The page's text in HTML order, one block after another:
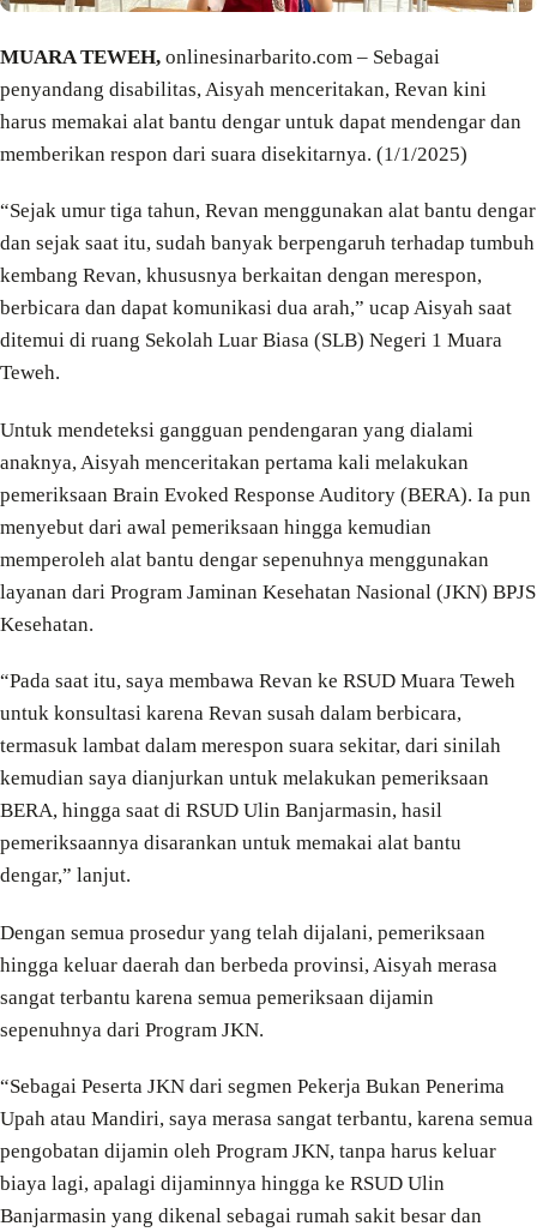
MUARA TEWEH, onlinesinarbarito.com – Sebagai
penyandang disabilitas, Aisyah menceritakan, Revan kini
harus memakai alat bantu dengar untuk dapat mendengar dan
memberikan respon dari suara disekitarnya. (1/1/2025)
“Sejak umur tiga tahun, Revan menggunakan alat bantu dengar
dan sejak saat itu, sudah banyak berpengaruh terhadap tumbuh
kembang Revan, khususnya berkaitan dengan merespon,
berbicara dan dapat komunikasi dua arah,” ucap Aisyah saat
ditemui di ruang Sekolah Luar Biasa (SLB) Negeri 1 Muara
Teweh.
Untuk mendeteksi gangguan pendengaran yang dialami
anaknya, Aisyah menceritakan pertama kali melakukan
pemeriksaan Brain Evoked Response Auditory (BERA). Ia pun
menyebut dari awal pemeriksaan hingga kemudian
memperoleh alat bantu dengar sepenuhnya menggunakan
layanan dari Program Jaminan Kesehatan Nasional (JKN) BPJS
Kesehatan.
“Pada saat itu, saya membawa Revan ke RSUD Muara Teweh
untuk konsultasi karena Revan susah dalam berbicara,
termasuk lambat dalam merespon suara sekitar, dari sinilah
kemudian saya dianjurkan untuk melakukan pemeriksaan
BERA, hingga saat di RSUD Ulin Banjarmasin, hasil
pemeriksaannya disarankan untuk memakai alat bantu
dengar,” lanjut.
Dengan semua prosedur yang telah dijalani, pemeriksaan
hingga keluar daerah dan berbeda provinsi, Aisyah merasa
sangat terbantu karena semua pemeriksaan dijamin
sepenuhnya dari Program JKN.
“Sebagai Peserta JKN dari segmen Pekerja Bukan Penerima
Upah atau Mandiri, saya merasa sangat terbantu, karena semua
pengobatan dijamin oleh Program JKN, tanpa harus keluar
biaya lagi, apalagi dijaminnya hingga ke RSUD Ulin
Banjarmasin yang dikenal sebagai rumah sakit besar dan